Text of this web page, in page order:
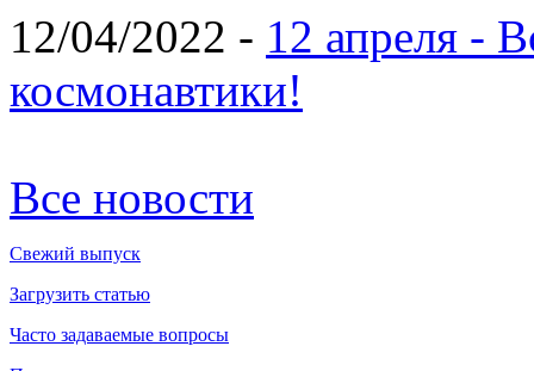
12/04/2022 - 12 апреля -
космонавтики!
Все новости
Свежий выпуск
Загрузить статью
Часто задаваемые вопросы